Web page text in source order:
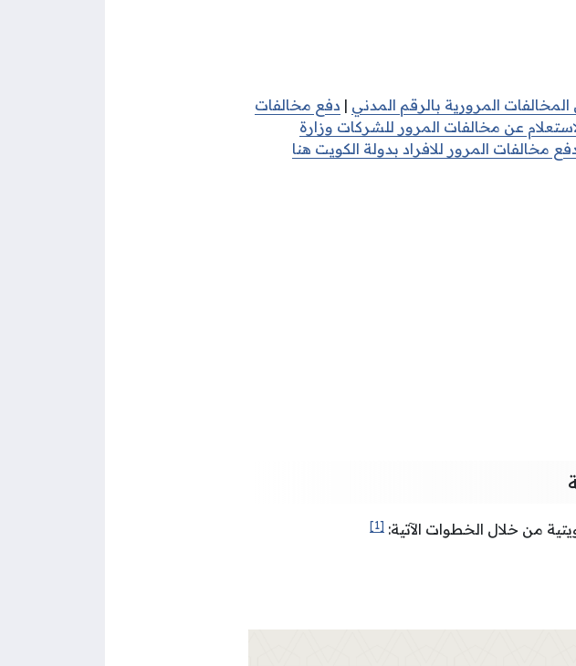
المخالفات المرورية بالرقم المدني | دفع مخالفات
عن مخالفات المرور للشركات وزارة
مخالفات المرور للافراد بدولة الكويت هنا
من خلال الخطوات الآتية: [1]